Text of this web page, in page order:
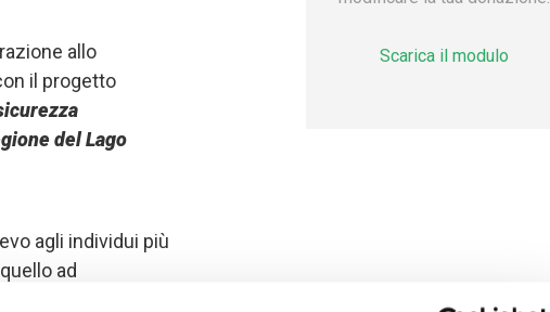
allo
il progetto
del Lago
agli individui più
ad
luogo delle
Scarica il modulo